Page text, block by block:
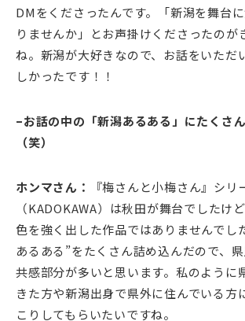
DMをくださったんです。「新潟を舞台
りませんか」とお声掛けくださったのが
ね。新潟が大好きなので、お話をいただ
しかったです！！
–お話の中の「新潟あるある」にたくさ
（笑）
ホンマさん：
『梅さんと小梅さん』シリ
（KADOKAWA）は秋田が舞台でしたけ
色を強く出した作品ではありませんでし
あるある”をたくさん詰め込んだので、
共感部分が多いと思います。私のように
きた方や新潟出身で県外に住んでいる方
こりしてもらいたいですね。